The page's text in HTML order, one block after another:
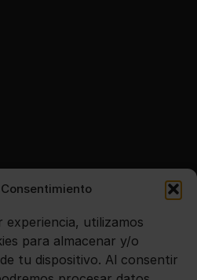
utilizamos
para almacenar y/o
tu dispositivo. Al consentir